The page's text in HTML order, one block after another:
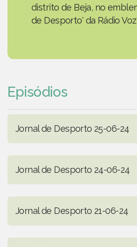
distrito de Beja, no
de Desporto' da Rádio
Episódios
Jornal de Desporto 25-06-24
Jornal de Desporto 24-06-24
Jornal de Desporto 21-06-24